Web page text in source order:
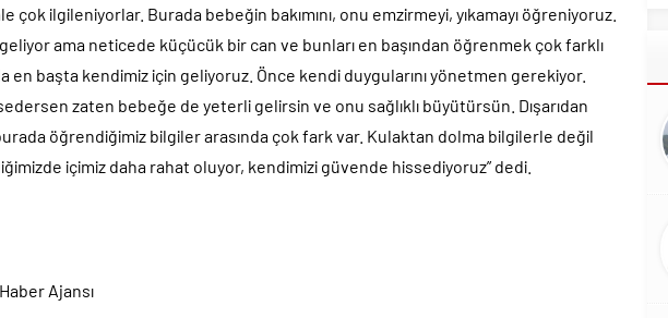
ilgileniyorlar. Burada bebeğin bakımını, onu emzirmeyi, yıkamayı öğreniyoruz.
geliyor ama neticede küçücük bir can ve bunları en başından öğrenmek çok farklı
en başta kendimiz için geliyoruz. Önce kendi duygularını yönetmen gerekiyor.
zaten bebeğe de yeterli gelirsin ve onu sağlıklı büyütürsün. Dışarıdan
öğrendiğimiz bilgiler arasında çok fark var. Kulaktan dolma bilgilerle değil
içimiz daha rahat oluyor, kendimizi güvende hissediyoruz” dedi.
Ajansı